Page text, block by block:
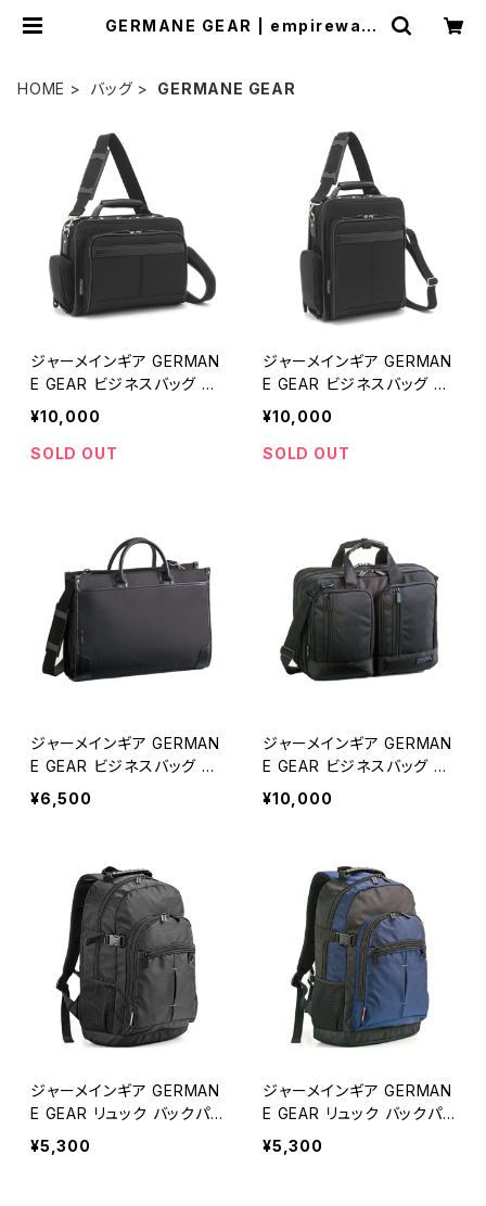
GERMANE GEAR | empirewatc
HOME バッグ GERMANE GEAR
ジャーメインギア GERMAN
E GEAR ビジネスバッグ メ
ンズ 33737-1H ブラック
¥10,000
SOLD OUT
ジャーメインギア GERMAN
E GEAR ビジネスバッグ メ
¥10,000
SOLD OUT
ジャーメインギア GERMAN
E GEAR ビジネスバッグ ブ
リーフケース メンズ 26428
-1H ブラック ブラック
¥6,500
ジャーメインギア GERMAN
E GEAR ビジネスバッグ ブ
リーフケース メンズ 26500
-1H ブラック ブラック
¥10,000
ジャーメインギア GERMAN
E GEAR リュック バックパッ
ク メンズ 42510-1H ブラッ
ク ブラック
¥5,300
ジャーメインギア GERMAN
E GEAR リュック バックパッ
ク メンズ 42510-3H ネイビ
ー ネイビー
¥5,300